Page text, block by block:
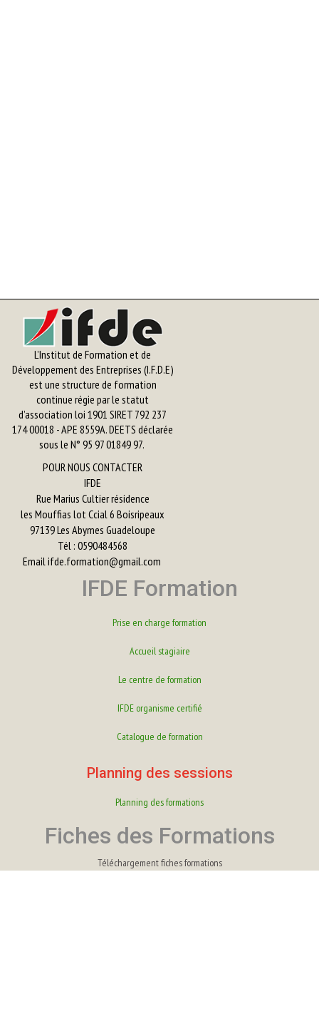
L’Institut de Formation et de
Développement des Entreprises (I.F.D.E)
est une structure de formation
continue régie par le statut
d’association loi 1901 SIRET 792 237
174 00018 - APE 8559A. DEETS déclarée
sous le N° 95 97 01849 97.
POUR NOUS CONTACTER
IFDE
Rue Marius Cultier résidence
les Mouffias lot Ccial 6 Boisripeaux
97139 Les Abymes Guadeloupe
Tél : 0590484568
Emailifde.formation@gmail.com
IFDE Formation
Prise en charge formation
Accueil stagiaire
Le centre de formation
IFDE organisme certifié
Catalogue de formation
Planning des sessions
Planning des formations
Fiches des Formations
Téléchargement fiches formations